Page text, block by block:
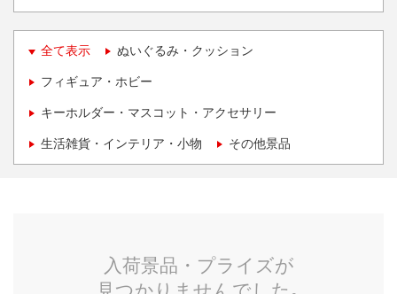
全て表示 ぬいぐるみ・クッション
フィギュア・ホビー
キーホルダー・マスコット・アクセサリー
生活雑貨・インテリア・小物 その他景品